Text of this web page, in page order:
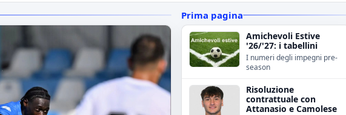
Prima pagina
Amichevoli Estive
'26/'27: i tabellini
I numeri degli impegni pre-
season
Risoluzione
contrattuale con
Attanasio e Camolese